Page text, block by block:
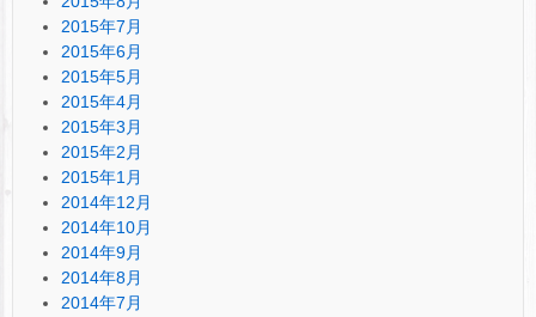
2015年7月
2015年6月
2015年5月
2015年4月
2015年3月
2015年2月
2015年1月
2014年12月
2014年10月
2014年9月
2014年8月
2014年7月